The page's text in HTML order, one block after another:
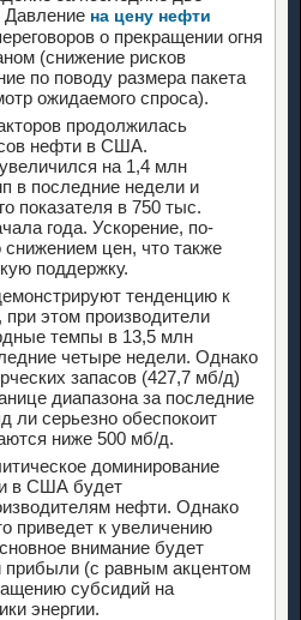
Давление на цену нефти
о прекращении огня
(снижение рисков
по поводу размера пакета
ожидаемого спроса).
продолжилась
нефти в США.
на 1,4 млн
в последние недели и
показателя в 750 тыс.
года. Ускорение, по-
цен, что также
поддержку.
тенденцию к
при этом производители
темпы в 13,5 млн
четыре недели. Однако
запасов (427,7 мб/д)
диапазона за последние
ли серьезно обеспокоит
ниже 500 мб/д.
доминирование
в США будет
нефти. Однако
приведет к увеличению
внимание будет
прибыли (с равным акцентом
субсидий на
энергии.